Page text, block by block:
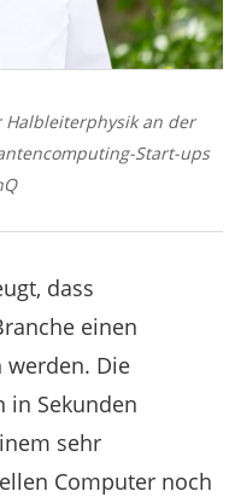
an der
Start-ups
dass
einen
werden. Die
in Sekunden
sehr
Computer noch